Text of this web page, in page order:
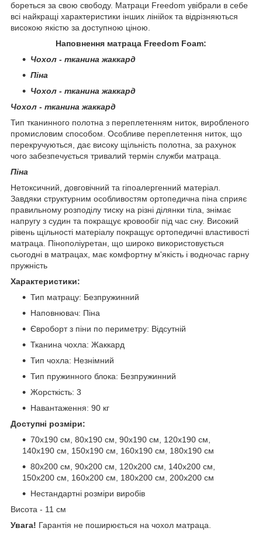
бореться за свою свободу. Матраци Freedom увібрали в себе
всі найкращі характеристики інших лінійок та відрізняються
високою якістю за доступною ціною.
Наповнення матраца Freedom Foam:
Чохол - тканина жаккард
Піна
Чохол - тканина жаккард
Чохол - тканина жаккард
Тип тканинного полотна з переплетенням ниток, виробленого
промисловим способом. Особливе переплетення ниток, що
перекручуються, дає високу щільність полотна, за рахунок
чого забезпечується тривалий термін служби матраца.
Піна
Нетоксичний, довговічний та гіпоалергенний матеріал.
Завдяки структурним особливостям ортопедична піна сприяє
правильному розподілу тиску на різні ділянки тіла, знімає
напругу з судин та покращує кровообіг під час сну. Високий
рівень щільності матеріалу покращує ортопедичні властивості
матраца. Пінополіуретан, що широко використовується
сьогодні в матрацах, має комфортну м'якість і водночас гарну
пружність
Характеристики:
Тип матрацу: Безпружинний
Наповнювач: Піна
Євроборт з піни по периметру: Відсутній
Тканина чохла: Жаккард
Тип чохла: Незнімний
Тип пружинного блока: Безпружинний
Жорсткість: 3
Навантаження: 90 кг
Доступні розміри:
70x190 см, 80x190 см, 90x190 см, 120x190 см,
140x190 см, 150x190 см, 160x190 см, 180x190 см
80x200 см, 90x200 см, 120x200 см, 140x200 см,
150x200 см, 160x200 см, 180x200 см, 200x200 см
Нестандартні розміри виробів
Висота - 11 см
Увага! Гарантія не поширюється на чохол матраца.